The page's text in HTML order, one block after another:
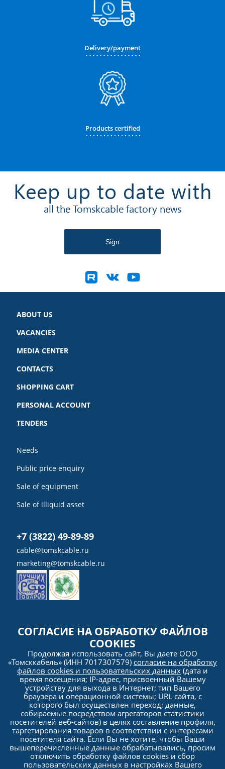
Delivery/payment
Products certified
Keep up to date with
all the Tomskcable factory news
ABOUT US
VACANCIES
MEDIA CENTER
CONTACTS
SHOPPING CART
PERSONAL ACCOUNT
TENDERS
Needs
Public price enquiry
Sale of equipment
Sale of illiquid asset
+7 (3822) 49-89-89
cable@tomskcable.ru
marketing@tomskcable.ru
Ru Eng
Политика
конфиденциальности
© 2005–2026 OOO «Tomskkabel». All rights reserved. Any usage of materials and Website
information (copying, distribution, including to other sites and Internet resources) without the
prior consent of the copyright holder is FORBIDDEN. Thepolicy of personal data processing and
the protection of Tomskkabel LLC. Anti-corruption policy of Tomskcable LLC. Information is subject
СОГЛАСИЕ НА ОБРАБОТКУ ФАЙЛОВ
COOKIES
Продолжая использовать сайт, Вы даете ООО
«Томсккабель» (ИНН 7017307579) согласие на обработку
файлов cookies и пользовательских данных (дата и
время посещения; IP-адрес, присвоенный Вашему
устройству для выхода в Интернет; тип Вашего
браузера и операционной системы; URL сайта, с
которого был осуществлен переход; данные,
собираемые посредством агрегаторов статистики
посетителей веб-сайтов) в целях составление профиля,
таргетирования товаров в соответствии с интересами
посетителя сайта. Если Вы не хотите, чтобы Ваши
вышеперечисленные данные обрабатывались, просим
отключить обработку файлов cookies и сбор
пользовательских данных в настройках Вашего